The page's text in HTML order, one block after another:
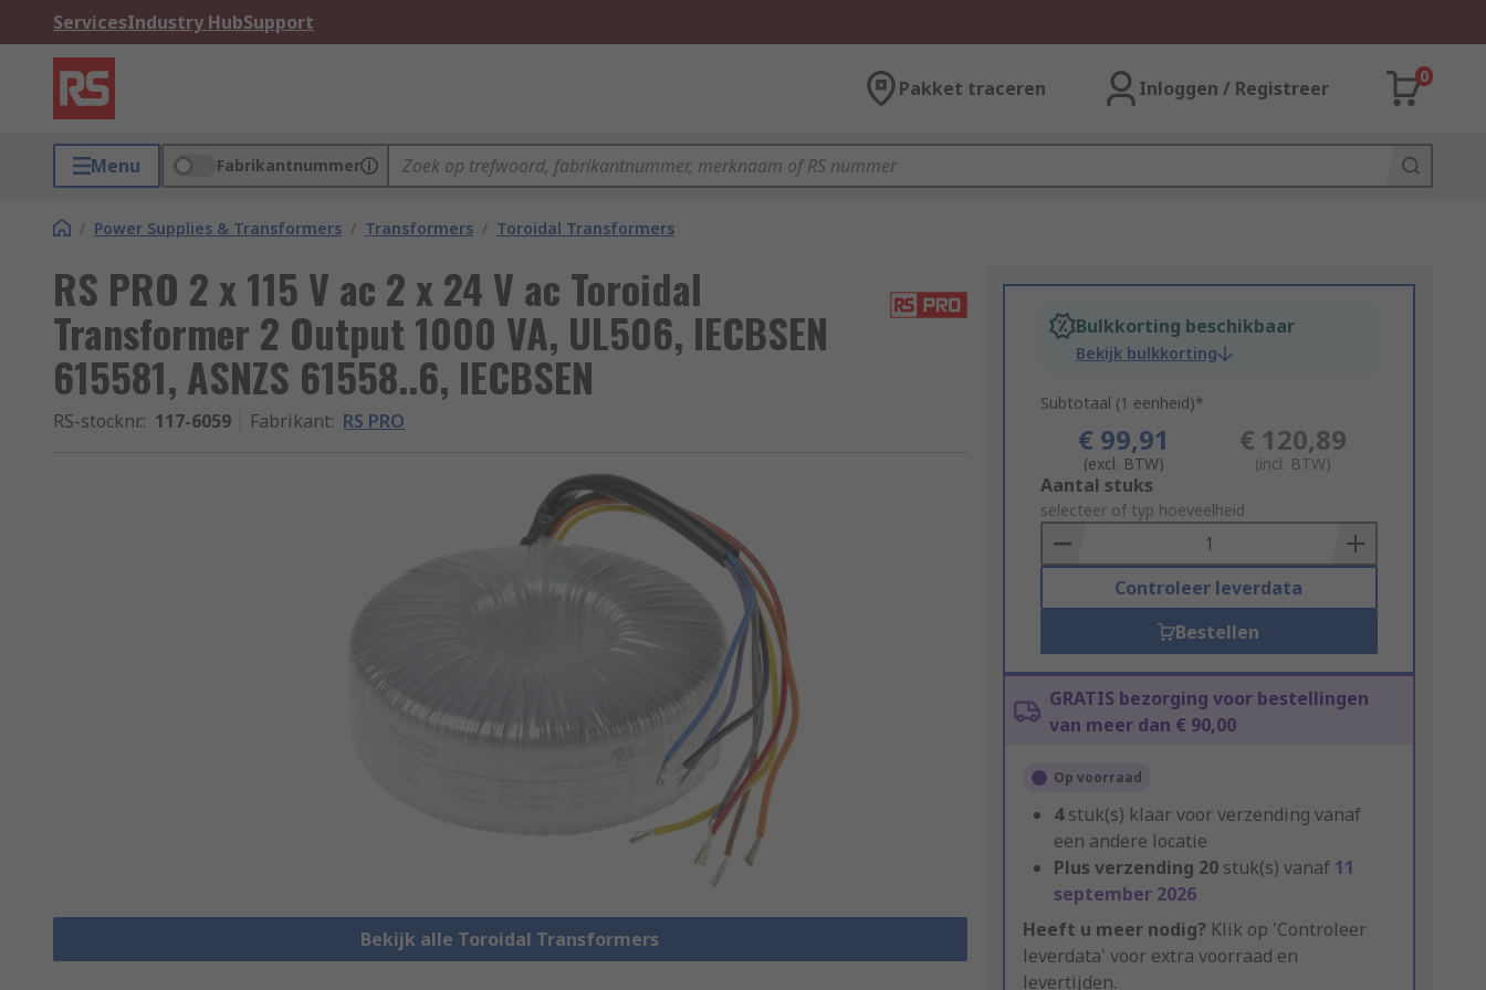
ServicesIndustry HubSupport
Pakket traceren Inloggen / Registreer
0
Menu Fabrikantnummer
/ Power Supplies & Transformers / Transformers / Toroidal Transformers
RS PRO 2 x 115 V ac 2 x 24 V ac Toroidal
Transformer 2 Output 1000 VA, UL506, IECBSEN
615581, ASNZS 61558..6, IECBSEN
RS-stocknr.: 117-6059 Fabrikant: RS PRO
Bekijk alle Toroidal Transformers
Bulkkorting beschikbaar
Bekijk bulkkorting
Subtotaal (1 eenheid)*
€ 99,91
(excl. BTW)
€ 120,89
(incl. BTW)
Add
to
Basket
Aantal stuks
selecteer of typ hoeveelheid
Controleer leverdata
Bestellen
GRATIS bezorging voor bestellingen
van meer dan € 90,00
Op voorraad
4stuk(s) klaar voor verzending vanaf
een andere locatie
Plus verzending 20 stuk(s) vanaf 11
september 2026
Heeft u meer nodig? Klik op 'Controleer
leverdata' voor extra voorraad en
levertijden.